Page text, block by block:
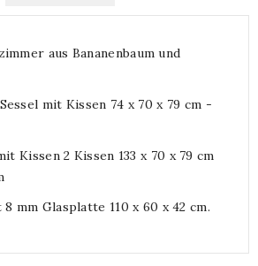
aus Bananenbaum und
mit Kissen 74 x 70 x 79 cm -
Kissen 2 Kissen 133 x 70 x 79 cm
mm Glasplatte 110 x 60 x 42 cm.